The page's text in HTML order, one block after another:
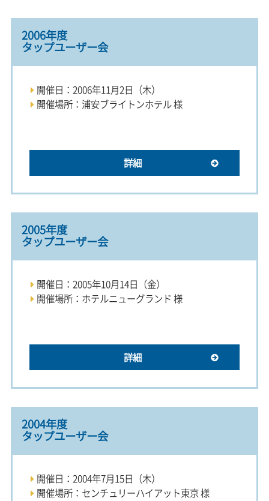
2006年度
タップユーザー会
開催日：2006年11月2日（木）
開催場所：浦安ブライトンホテル 様
詳細
2005年度
タップユーザー会
開催日：2005年10月14日（金）
開催場所：ホテルニューグランド 様
詳細
2004年度
タップユーザー会
開催日：2004年7月15日（木）
開催場所：センチュリーハイアット東京 様